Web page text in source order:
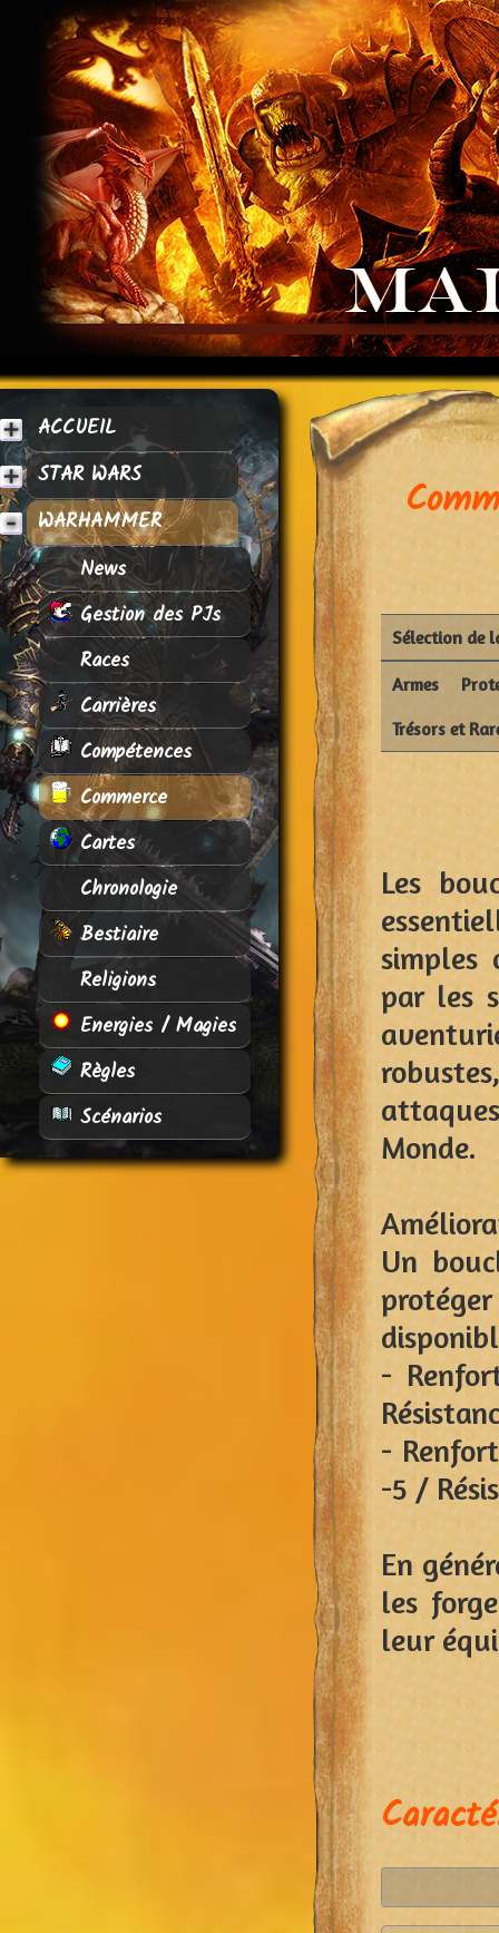
ACCUEIL
STAR WARS
WARHAMMER
News
Gestion des PJs
Races
Carrières
Compétences
Commerce
Cartes
Chronologie
Bestiaire
Religions
Energies / Magies
Règles
Scénarios
Sélection de
Armes
Trésors et
Les
simples
par les
Monde.
Un
-
-
-5 /
En
les
leur